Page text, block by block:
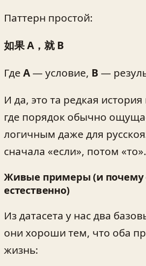
Паттерн простой:
如果 A，就 B
Где A— условие, B —
И да, это та редкая
где порядок обычно
логичным даже для
сначала «если», потом «то».
Живые примеры (и почему
естественно)
Из датасета у нас два
они хороши тем, что оба
жизнь: